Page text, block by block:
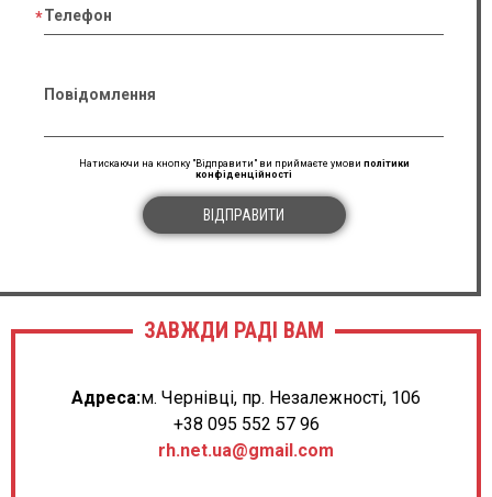
Телефон
Повідомлення
Натискаючи на кнопку "Відправити" ви приймаєте умови політики
конфіденційності
ВІДПРАВИТИ
ЗАВЖДИ РАДІ ВАМ
Адреса:м. Чернівці, пр. Незалежності, 106
+38 095 552 57 96
rh.net.ua@gmail.com